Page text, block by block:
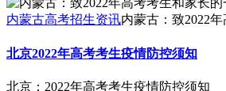
内蒙古高考招生资讯内蒙古：致2022
北京2022年高考考生疫情防控须知
北京：2022年高考考生疫情防控须知